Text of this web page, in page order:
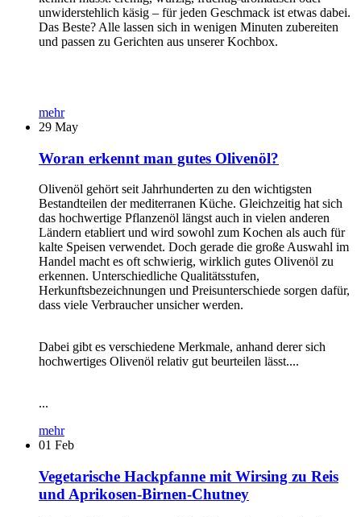
unwiderstehlich käsig – für jeden Geschmack ist etwas dabei.
Das Beste? Alle lassen sich in wenigen Minuten zubereiten
und passen zu Gerichten aus unserer Kochbox.
mehr
29 May
Woran erkennt man gutes Olivenöl?
Olivenöl gehört seit Jahrhunderten zu den wichtigsten
Bestandteilen der mediterranen Küche. Gleichzeitig hat sich
das hochwertige Pflanzenöl längst auch in vielen anderen
Ländern etabliert und wird sowohl zum Kochen als auch für
kalte Speisen verwendet. Doch gerade die große Auswahl im
Handel macht es oft schwierig, wirklich gutes Olivenöl zu
erkennen. Unterschiedliche Qualitätsstufen,
Herkunftsbezeichnungen und Preisunterschiede sorgen dafür,
dass viele Verbraucher unsicher werden.
Dabei gibt es verschiedene Merkmale, anhand derer sich
hochwertiges Olivenöl relativ gut beurteilen lässt....
...
mehr
01 Feb
Vegetarische Hackpfanne mit Wirsing zu Reis
und Aprikosen-Birnen-Chutney